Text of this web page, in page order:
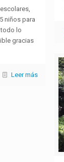
niños para
lo
gracias
Leer más